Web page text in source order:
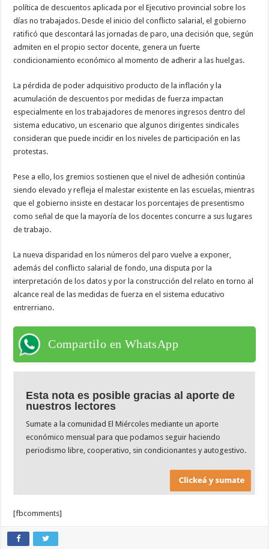
política de descuentos aplicada por el Ejecutivo provincial sobre los
días no trabajados. Desde el inicio del conflicto salarial, el gobierno
ratificó que descontará las jornadas de paro, una decisión que, según
admiten en el propio sector docente, genera un fuerte
condicionamiento económico al momento de adherir a las huelgas.
La pérdida de poder adquisitivo producto de la inflación y la
acumulación de descuentos por medidas de fuerza impactan
especialmente en los trabajadores de menores ingresos dentro del
sistema educativo, un escenario que algunos dirigentes sindicales
consideran que puede incidir en los niveles de participación en las
protestas.
Pese a ello, los gremios sostienen que el nivel de adhesión continúa
siendo elevado y refleja el malestar existente en las escuelas, mientras
que el gobierno insiste en destacar los porcentajes de presentismo
como señal de que la mayoría de los docentes concurre a sus lugares
de trabajo.
La nueva disparidad en los números del paro vuelve a exponer,
además del conflicto salarial de fondo, una disputa por la
interpretación de los datos y por la construcción del relato en torno al
alcance real de las medidas de fuerza en el sistema educativo
entrerriano.
Compartilo en WhatsApp
Esta nota es posible gracias al aporte de
nuestros lectores
Sumate a la comunidad El Miércoles mediante un aporte
económico mensual para que podamos seguir haciendo
periodismo libre, cooperativo, sin condicionantes y autogestivo.
[fbcomments]